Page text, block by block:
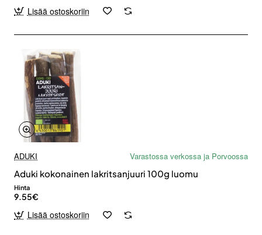
Lisää ostoskoriin
ADUKI
Varastossa verkossa ja Porvoossa
Aduki kokonainen lakritsanjuuri 100g luomu
Hinta
9.55€
Lisää ostoskoriin